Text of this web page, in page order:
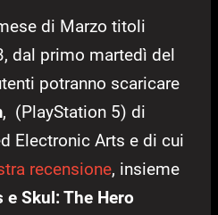
di Marzo titoli
dal primo martedì del
potranno scaricare
, (PlayStation 5) di
Electronic Arts e di cui
recensione, insieme
Skul: The Hero